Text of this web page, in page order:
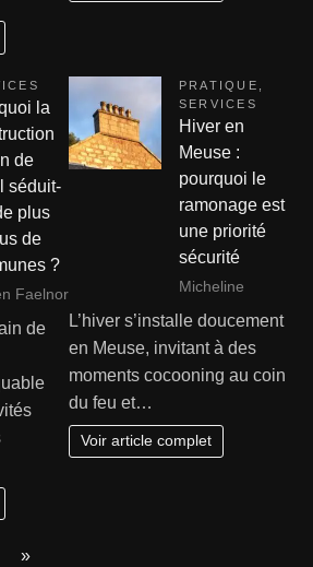
la
de
séduit-
plus
de
?
Faelnor
de
PRATIQUE
SERVICES
Hiver en
Meuse :
pourquoi le
ramonage est
une priorité
sécurité
Micheline
L’hiver s’installe doucement
en Meuse, invitant à des
moments cocooning au coin
du feu et…
Voir article complet
»